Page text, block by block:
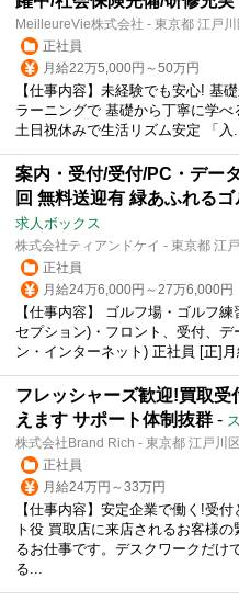
MeilleureVie株式会社 - 東京都 江戸川
正社員
月給22万5,000円～50万円
【仕事内容】未経験でも安心! 基
ラーニングで 基礎から丁寧に学
土日祝休みで生活リズム安定 「入...
案内・受付/受付/PC・デー
回 無料送迎有 緑あふれる
求人ボックス
株式会社ティアンドケイ - 東京都 江
正社員
月給24万6,000円～27万6,000円
【仕事内容】 ゴルフ場・ゴルフ
セプション)・フロント、受付、
ン・インターネット) 正社員 [正]月
フレッシャーズ歓迎!買取
えます サポート体制抜群 -
株式会社Brand Rich - 東京都 江戸川
正社員
月給24万円～33万円
【仕事内容】安定企業で働く!受
ト役 買取店に来店されるお客様
るお仕事です。デスクワークだけ
る...